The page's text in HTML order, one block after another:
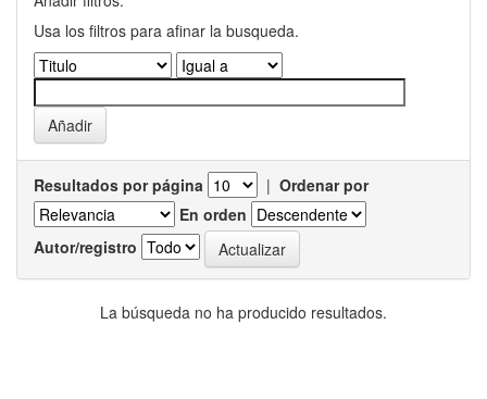
Usa los filtros para afinar la busqueda.
Resultados por página | Ordenar por
En orden
Autor/registro
La búsqueda no ha producido resultados.